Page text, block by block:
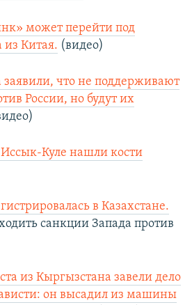
может перейти под
из Китая. (видео)
заявили, что не поддерживают
России, но будут их
Куле нашли кости
в Казахстане.
санкции Запада против
из Кыргызстана завели дело
он высадил из машины